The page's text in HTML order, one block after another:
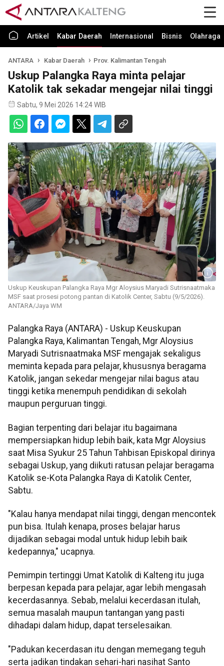
Artikel Kabar Daerah Internasional Bisnis Olahraga
ANTARA Kabar Daerah Prov. Kalimantan Tengah
Uskup Palangka Raya minta pelajar
Katolik tak sekadar mengejar nilai tinggi
Sabtu, 9 Mei 2026 14:24 WIB
Uskup Keuskupan Palangka Raya Mgr Aloysius Maryadi Sutrisnaatmaka
MSF saat prosesi potong pantan di Katolik Center, Sabtu (9/5/2026).
ANTARA/Jaya WM
Palangka Raya (ANTARA) - Uskup Keuskupan
Palangka Raya, Kalimantan Tengah, Mgr Aloysius
Maryadi Sutrisnaatmaka MSF mengajak sekaligus
meminta kepada para pelajar, khususnya beragama
Katolik, jangan sekedar mengejar nilai bagus atau
tinggi ketika menempuh pendidikan di sekolah
maupun perguruan tinggi.
Bagian terpenting dari belajar itu bagaimana
mempersiapkan hidup lebih baik, kata Mgr Aloysius
saat Misa Syukur 25 Tahun Tahbisan Episkopal dirinya
sebagai Uskup, yang diikuti ratusan pelajar beragama
Katolik se-Kota Palangka Raya di Katolik Center,
Sabtu.
"Kalau hanya mendapat nilai tinggi, dengan mencontek
pun bisa. Itulah kenapa, proses belajar harus
dijadikan sebagai modal untuk hidup lebih baik
kedepannya," ucapnya.
Pemimpin tertinggi Umat Katolik di Kalteng itu juga
berpesan kepada para pelajar, agar lebih mengasah
kecerdasannya. Sebab, melalui kecerdasan itulah,
semua masalah maupun tantangan yang pasti
dihadapi dalam hidup, dapat terselesaikan.
"Padukan kecerdasan itu dengan memegang teguh
serta jadikan tindakan sehari-hari nasihat Santo